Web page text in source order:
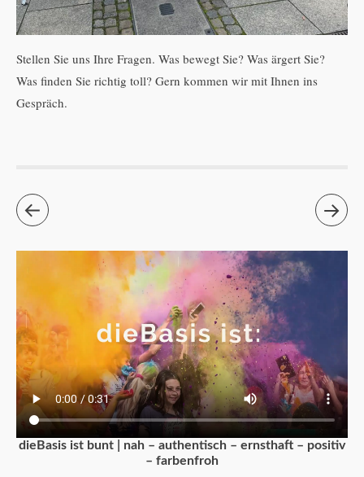
Stellen Sie uns Ihre Fragen. Was bewegt Sie? Was ärgert Sie?
Was finden Sie richtig toll? Gern kommen wir mit Ihnen ins
Gespräch.
dieBasis ist bunt | nah – authentisch – ernsthaft – positiv
– farbenfroh